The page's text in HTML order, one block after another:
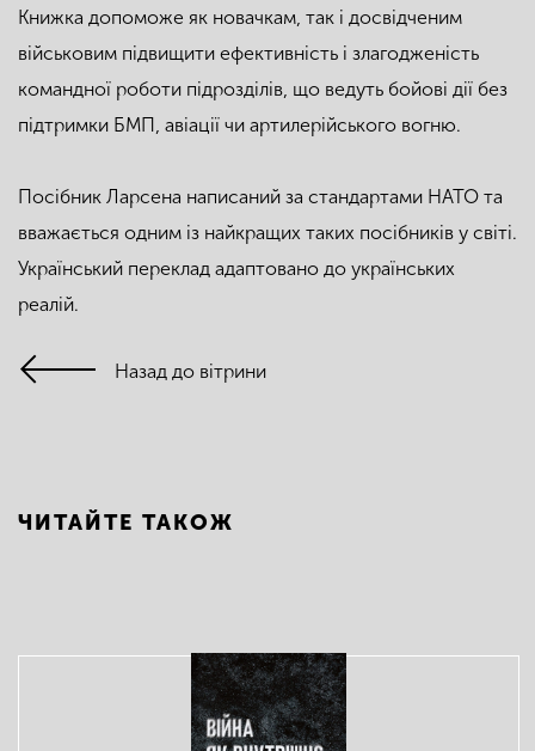
Книжка допоможе як новачкам, так і досвідченим
військовим підвищити ефективність і злагодженість
командної роботи підрозділів, що ведуть бойові дії без
підтримки БМП, авіації чи артилерійського вогню.
Посібник Ларсена написаний за стандартами НАТО та
вважається одним із найкращих таких посібників у світі.
Український переклад адаптовано до українських
реалій.
Назад до вітрини
ЧИТАЙТЕ ТАКОЖ